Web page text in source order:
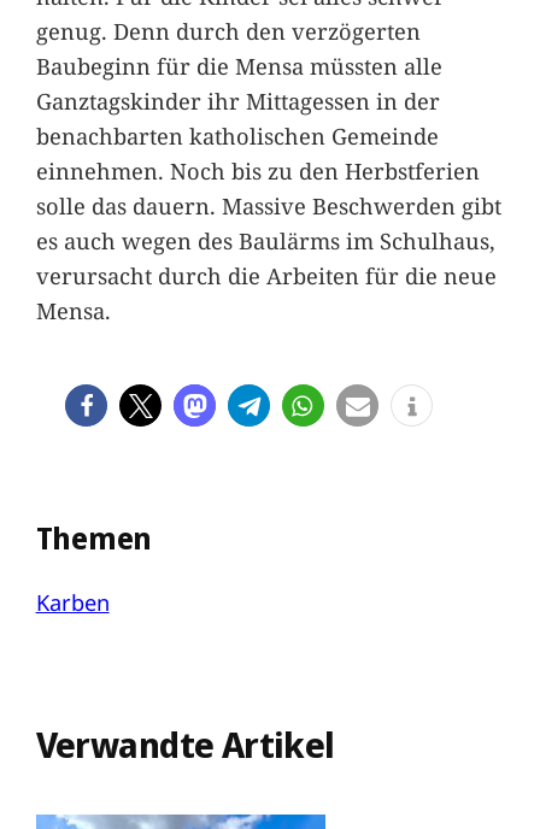
genug. Denn durch den verzögerten
Baubeginn für die Mensa müssten alle
Ganztagskinder ihr Mittagessen in der
benachbarten katholischen Gemeinde
einnehmen. Noch bis zu den Herbstferien
solle das dauern. Massive Beschwerden gibt
es auch wegen des Baulärms im Schulhaus,
verursacht durch die Arbeiten für die neue
Mensa.
Themen
Karben
Verwandte Artikel